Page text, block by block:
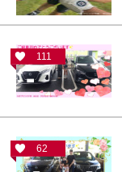
111
62